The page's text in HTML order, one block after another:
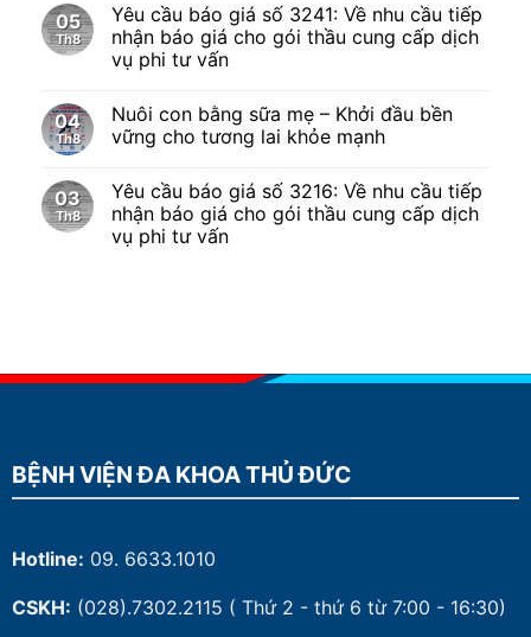
05
Th8
Yêu cầu báo giá số 3241: Về nhu cầu tiếp
nhận báo giá cho gói thầu cung cấp dịch
vụ phi tư vấn
04
Th8
Nuôi con bằng sữa mẹ – Khởi đầu bền
vững cho tương lai khỏe mạnh
03
Th8
Yêu cầu báo giá số 3216: Về nhu cầu tiếp
nhận báo giá cho gói thầu cung cấp dịch
vụ phi tư vấn
BỆNH VIỆN ĐA KHOA THỦ ĐỨC
Hotline: 09. 6633.1010
CSKH: (028).7302.2115 ( Thứ 2 - thứ 6 từ 7:00 - 16:30)